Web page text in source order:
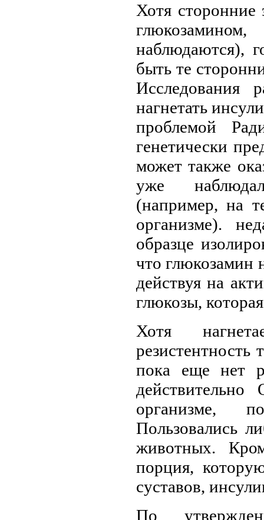
Хотя
наблюдаются),
быть те
Исследования
нагнетать
проблемой
генетически
может также
уже
(например, на
организме).
образце
что глюкозамин
действуя на
глюкозы,
Хотя
резистентность
пока еще нет
организме,
Пользовались
животных.
порция,
суставов,
По